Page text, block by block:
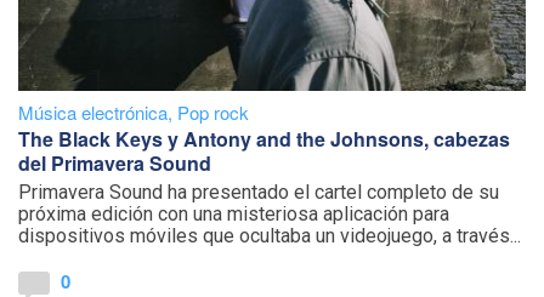
Música electrónica, Pop rock
The Black Keys y Antony and the Johnsons, cabezas
del Primavera Sound
Primavera Sound ha presentado el cartel completo de su
próxima edición con una misteriosa aplicación para
dispositivos móviles que ocultaba un videojuego, a través...
0